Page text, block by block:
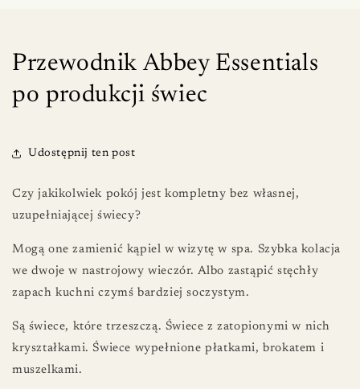
Przewodnik Abbey Essentials
po produkcji świec
Udostępnij ten post
Czy jakikolwiek pokój jest kompletny bez własnej,
uzupełniającej świecy?
Mogą one zamienić kąpiel w wizytę w spa. Szybka kolacja
we dwoje w nastrojowy wieczór. Albo zastąpić stęchły
zapach kuchni czymś bardziej soczystym.
Są świece, które trzeszczą. Świece z zatopionymi w nich
kryształkami. Świece wypełnione płatkami, brokatem i
muszelkami.